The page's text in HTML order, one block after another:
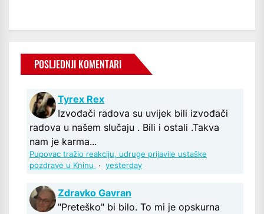
POSLJEDNJI KOMENTARI
Tyrex Rex
Izvođači radova su uvijek bili izvođači
radova u našem slučaju . Bili i ostali .Takva
nam je karma...
Pupovac tražio reakciju, udruge prijavile ustaške
pozdrave u Kninu
· yesterday
Zdravko Gavran
"Preteško" bi bilo. To mi je opskurna